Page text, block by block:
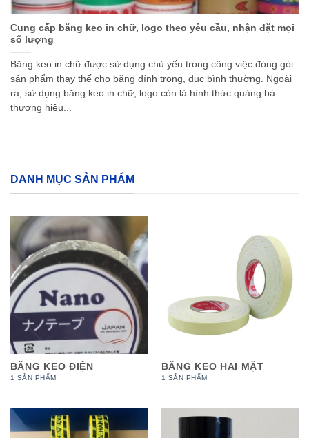
Cung cấp băng keo in chữ, logo theo yêu cầu, nhận đặt mọi
số lượng
Băng keo in chữ được sử dụng chủ yếu trong công việc đóng gói
sản phẩm thay thế cho băng dính trong, đục bình thường. Ngoài
ra, sử dụng băng keo in chữ, logo còn là hình thức quảng bá
thương hiệu...
DANH MỤC SẢN PHẨM
BĂNG KEO ĐIỆN
1 SẢN PHẨM
BĂNG KEO HAI MẶT
1 SẢN PHẨM